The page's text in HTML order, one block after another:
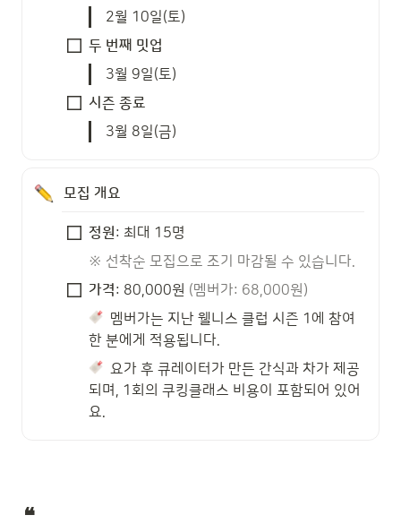
2월 10일(토)
두 번째 밋업
3월 9일(토)
시즌 종료
3월 8일(금)
모집 개요
정원: 최대 15명
※ 선착순 모집으로 조기 마감될 수 있습니다.
가격: 80,000원 (멤버가: 68,000원)
멤버가는 지난 웰니스 클럽 시즌 1에 참여
한 분에게 적용됩니다.
요가 후 큐레이터가 만든 간식과 차가 제공
되며, 1회의 쿠킹클래스 비용이 포함되어 있어
요.
❝